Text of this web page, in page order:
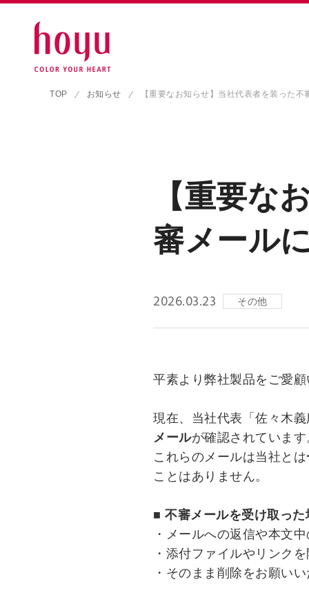
TOP お知らせ 【重要なお知らせ】当社代表者を装った
【重要な
審メール
2026.03.23 その他
平素より弊社製品をご愛
現在、当社代表「佐々木義
メールが確認されています
これらのメールは当社とは
ことはありません。
■ 不審メールを受け取った
・メールへの返信や本文
・添付ファイルやリンク
・そのまま削除をお願い